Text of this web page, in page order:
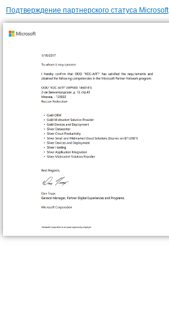
Подтверждение партнерского статуса Microsoft